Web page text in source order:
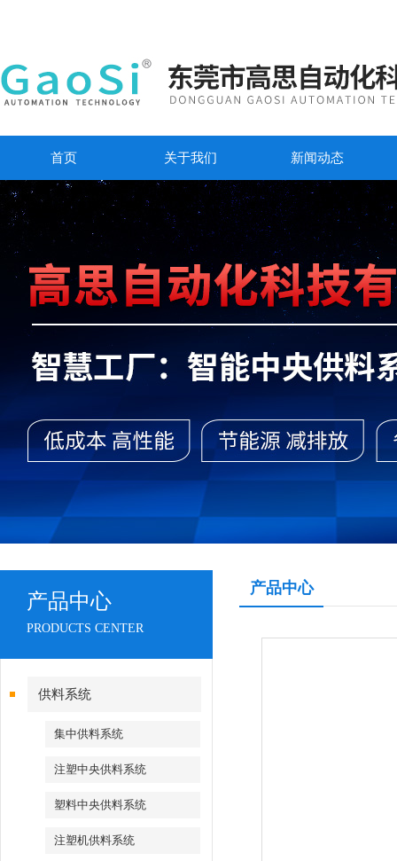
首页 关于我们 新闻动态
产品中心
PRODUCTS CENTER
供料系统
集中供料系统
注塑中央供料系统
塑料中央供料系统
注塑机供料系统
产品中心